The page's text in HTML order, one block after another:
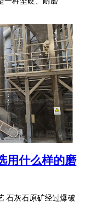
用什么样的磨
石灰石原矿经过爆破